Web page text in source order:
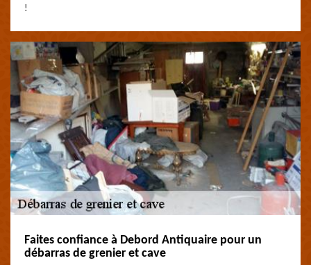
!
Faites confiance à Debord Antiquaire pour un
débarras de grenier et cave